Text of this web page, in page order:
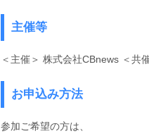
主催等
＜主催＞ 株式会社CBnews ＜共
お申込み方法
参加ご希望の方は、